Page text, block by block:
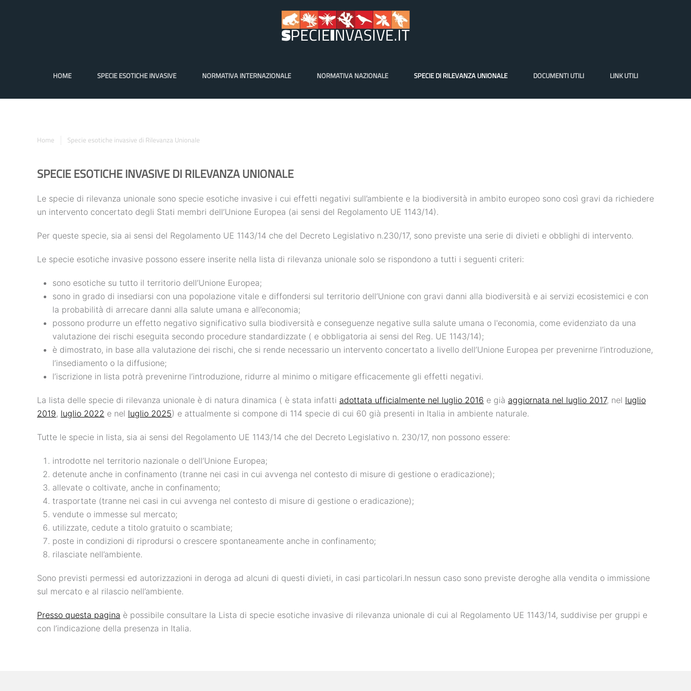
HOME SPECIE ESOTICHE INVASIVE NORMATIVA INTERNAZIONALE NORMATIVA NAZIONALE SPECIE DI RILEVANZA UNIONALE DOCUMENTI UTILI LINK UTILI
Home Specie esotiche invasive di Rilevanza Unionale
SPECIE ESOTICHE INVASIVE DI RILEVANZA UNIONALE
Le specie di rilevanza unionale sono specie esotiche invasive i cui effetti negativi sull’ambiente e la biodiversità in ambito europeo sono così gravi da richiedere
un intervento concertato degli Stati membri dell’Unione Europea (ai sensi del Regolamento UE 1143/14).
Per queste specie, sia ai sensi del Regolamento UE 1143/14 che del Decreto Legislativo n.230/17, sono previste una serie di divieti e obblighi di intervento.
Le specie esotiche invasive possono essere inserite nella lista di rilevanza unionale solo se rispondono a tutti i seguenti criteri:
sono esotiche su tutto il territorio dell’Unione Europea;
sono in grado di insediarsi con una popolazione vitale e diffondersi sul territorio dell’Unione con gravi danni alla biodiversità e ai servizi ecosistemici e con
la probabilità di arrecare danni alla salute umana e all’economia;
possono produrre un effetto negativo significativo sulla biodiversità e conseguenze negative sulla salute umana o l'economia, come evidenziato da una
valutazione dei rischi eseguita secondo procedure standardizzate ( e obbligatoria ai sensi del Reg. UE 1143/14);
è dimostrato, in base alla valutazione dei rischi, che si rende necessario un intervento concertato a livello dell’Unione Europea per prevenirne l’introduzione,
l’insediamento o la diffusione;
l’iscrizione in lista potrà prevenirne l’introduzione, ridurre al minimo o mitigare efficacemente gli effetti negativi.
La lista delle specie di rilevanza unionale è di natura dinamica ( è stata infatti adottata ufficialmente nel luglio 2016 e già aggiornata nel luglio 2017, nel luglio
2019, luglio 2022 e nel luglio 2025) e attualmente si compone di 114 specie di cui 60 già presenti in Italia in ambiente naturale.
Tutte le specie in lista, sia ai sensi del Regolamento UE 1143/14 che del Decreto Legislativo n. 230/17, non possono essere:
introdotte nel territorio nazionale o dell’Unione Europea;
detenute anche in confinamento (tranne nei casi in cui avvenga nel contesto di misure di gestione o eradicazione);
allevate o coltivate, anche in confinamento;
trasportate (tranne nei casi in cui avvenga nel contesto di misure di gestione o eradicazione);
vendute o immesse sul mercato;
utilizzate, cedute a titolo gratuito o scambiate;
poste in condizioni di riprodursi o crescere spontaneamente anche in confinamento;
rilasciate nell’ambiente.
Sono previsti permessi ed autorizzazioni in deroga ad alcuni di questi divieti, in casi particolari.In nessun caso sono previste deroghe alla vendita o immissione
sul mercato e al rilascio nell’ambiente.
Presso questa pagina è possibile consultare la Lista di specie esotiche invasive di rilevanza unionale di cui al Regolamento UE 1143/14, suddivise per gruppi e
con l’indicazione della presenza in Italia.